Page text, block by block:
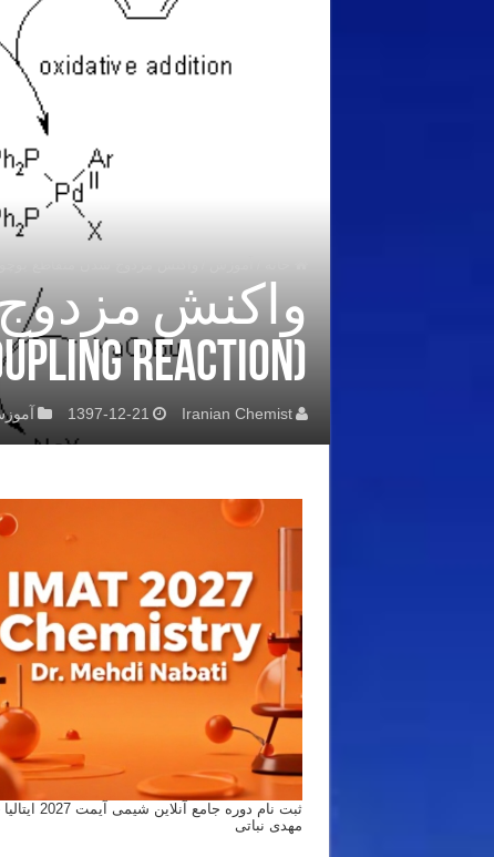
واکنش
(Buchwald-Hartwig Cross Coupling Reaction)
Iranian Chemist
1397-12-21
ثبت نام دوره جامع
مهدی نباتی